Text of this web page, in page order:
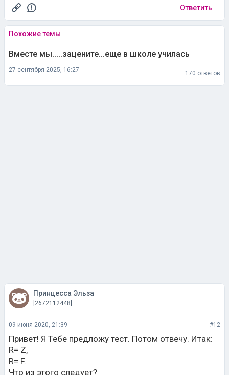
Ответить
Похожие темы
Вместе мы.....зацените...еще в школе училась
27 сентября 2025, 16:27
170 ответов
Принцесса Эльза
[2672112448]
09 июня 2020, 21:39 #12
Привет! Я Тебе предложу тест. Потом отвечу. Итак:
R= Z,
R= F.
Что из этого следует?